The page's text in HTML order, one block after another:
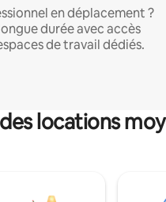
en déplacement ?
durée avec accès
de travail dédiés.
locations